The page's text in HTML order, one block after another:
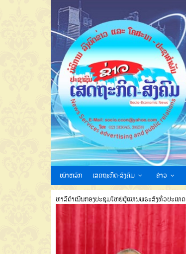
ໜ້າຫລັກ ເສດຖະກິດ-ສັງຄົມ ຂ່າວ
ຫາລືດຳເນີນກອງປະຊຸມໃຫຍ່ຜູ້ແທນພຣະສົງທົ່ວປະເທດ